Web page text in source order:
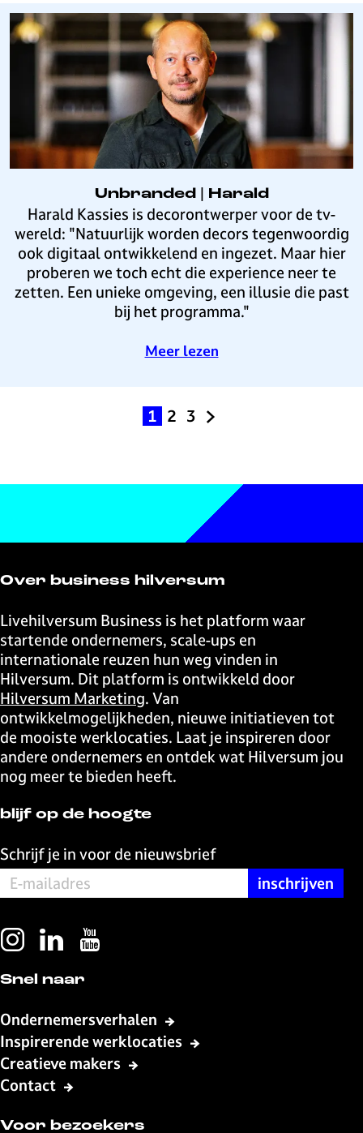
i
a
O
r
k
e
s
t
|
N
a
d
a
i
e
r
r
V
P
R
O
|
R
e
i
n
i
e
r
Unbranded | Harald
U
n
b
r
a
n
e
H
a
l
Harald Kassies is decorontwerper voor de tv-
wereld: "Natuurlijk worden decors tegenwoordig
ook digitaal ontwikkelend en ingezet. Maar hier
proberen we toch echt die experience neer te
zetten. Een unieke omgeving, een illusie die past
bij het programma."
Meer lezen
o
U
r
d
d
H
a
r
a
d
H
d
e
a
i
n
a
1
G
a
p
g
n
a
2
G
a
p
g
n
a
3
G
a
r
d
v
l
g
e
n
e
p
a
Over business hilversum
Livehilversum Business is het platform waar
startende ondernemers, scale-ups en
internationale reuzen hun weg vinden in
Hilversum. Dit platform is ontwikkeld door
Hilversum Marketing. Van
ontwikkelmogelijkheden, nieuwe initiatieven tot
de mooiste werklocaties. Laat je inspireren door
andere ondernemers en ontdek wat Hilversum jou
nog meer te bieden heeft.
blijf op de hoogte
Schrijf je in voor de nieuwsbrief
I
s
a
g
r
a
L
L
n
e
d
I
n
i
Y
u
b
e
v
Snel naar
Ondernemersverhalen
Inspirerende werklocaties
Creatieve makers
Contact
Voor bezoekers